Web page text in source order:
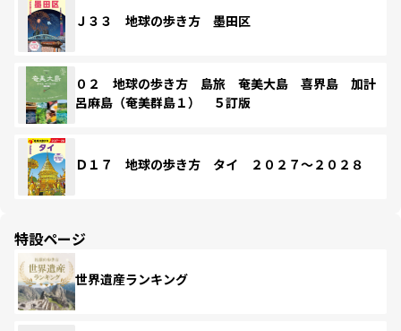
Ｊ３３ 地球の歩き方 墨田区
０２ 地球の歩き方 島旅 奄美大島 喜界島 加計
呂麻島（奄美群島１） ５訂版
Ｄ１７ 地球の歩き方 タイ ２０２７～２０２８
特設ページ
世界遺産ランキング